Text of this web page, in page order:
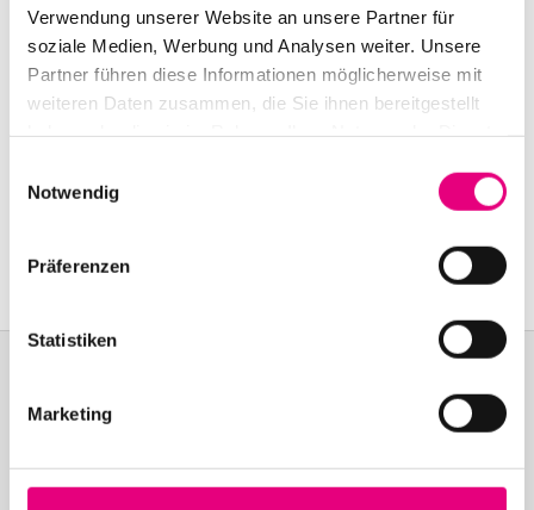
Verwendung unserer Website an unsere Partner für
soziale Medien, Werbung und Analysen weiter. Unsere
Partner führen diese Informationen möglicherweise mit
weiteren Daten zusammen, die Sie ihnen bereitgestellt
Notwendig
Präferenzen
Statistiken
Marketing
Advance ticket price: €20
Box office: €25
30,
Ludwigshafen